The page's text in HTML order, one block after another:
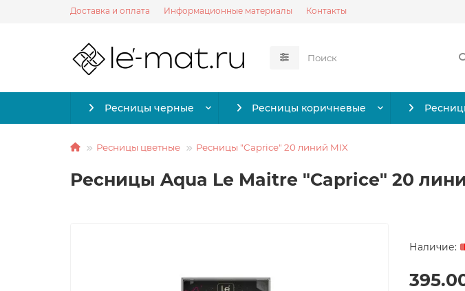
Доставка и оплата Информационные материалы Контакты
Ресницы черные Ресницы коричневые
Ресницы цветные Ресницы "Caprice" 20 линий MIX
Ресницы Aqua Le Maitre "Caprice" 20